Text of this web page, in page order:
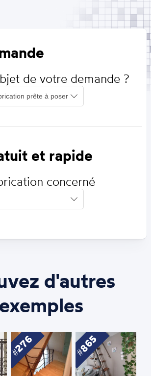
de votre demande ?
et rapide
concerné
d'autres
exemples
276 865